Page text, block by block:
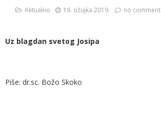
Aktualno 19. ožujka 2019. no comment
Uz blagdan svetog Josipa
Piše: dr.sc. Božo Skoko